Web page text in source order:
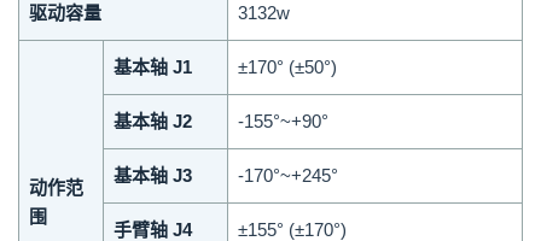
驱动容量 3132w
动作范
围
基本轴 J1 ±170° (±50°)
基本轴 J2 -155°~+90°
基本轴 J3 -170°~+245°
手臂轴 J4 ±155° (±170°)